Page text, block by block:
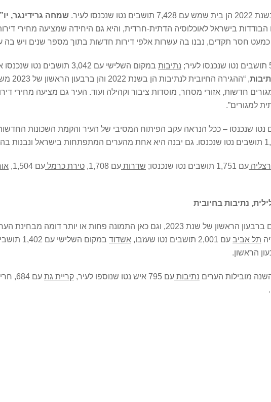
הן בית שמש עם 7,428 תושבים נטו שנכנסו לעיר. שמחה גרידינגר,
בישראל לאוכלוסיה הדתית-חרדית, והיא גם היחידה שמציעה מחירי
חסר תקדים, נבנו בה עשרות אלפי דירות חדשות בתוך מספר שנים ויש בה
נתיבות במקום השלישי עם 3,042 תושבים נטו שנכנסו אליה בשנת 2022.
,
חדשות, אזורי מסחר, מוסדות ציבור וקהילה ועוד. העיר גם מציעה מחירי
למגורים”.
תושבים נטו שנכנסו – ככל הנראה עקב הפיתוח המסיבי של העיר והקמת השכונות
עם 1,751 תושבים נטו שנכנסו; שדרות עם 1,708, טירת כרמל עם 1,504,
התמונה פחות או יותר דומה מבחינת הערים.
תל אביב עם 2,001 תושבים נטו שעזבו, אשדוד במקום השלישי עם 1,402 תושבים נטו שעזבו,
מובילות הערים נתיבות עם 795 איש נטו שנוספו לעיר, קריית גת עם 684, חריש עם 539,